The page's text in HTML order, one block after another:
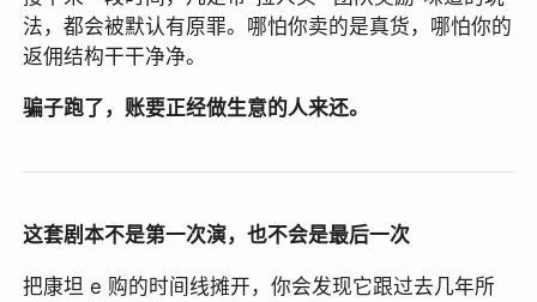
法，都会被默认有原罪。哪怕你卖的是真货，哪怕你的
返佣结构干干净净。
骗子跑了，账要正经做生意的人来还。
这套剧本不是第一次演，也不会是最后一次
把康坦 e 购的时间线摊开，你会发现它跟过去几年所